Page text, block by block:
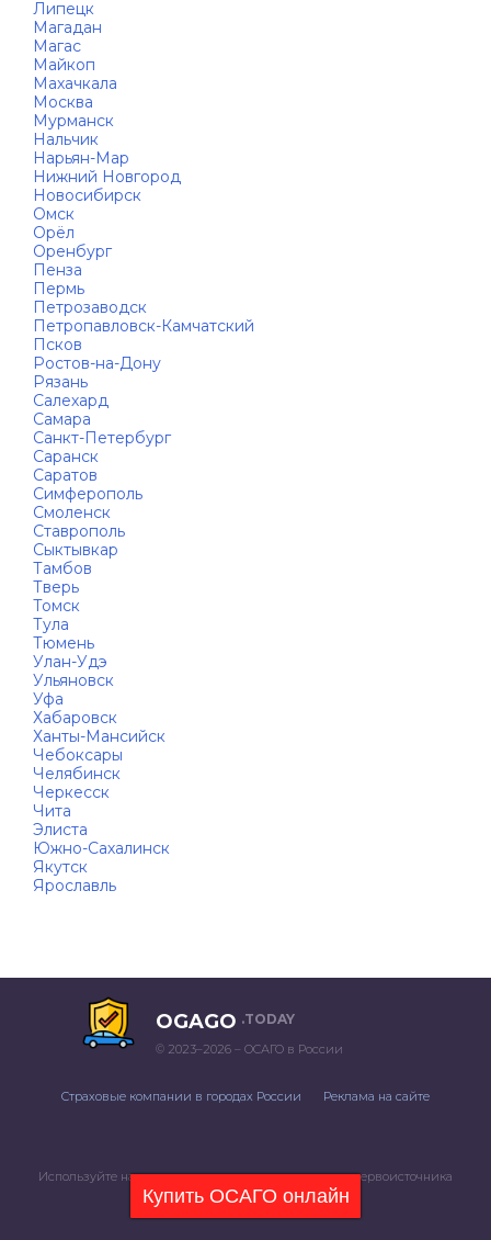
Липецк
Магадан
Магас
Майкоп
Махачкала
Москва
Мурманск
Нальчик
Нарьян-Мар
Нижний Новгород
Новосибирск
Омск
Орёл
Оренбург
Пенза
Пермь
Петрозаводск
Петропавловск-Камчатский
Псков
Ростов-на-Дону
Рязань
Салехард
Самара
Санкт-Петербург
Саранск
Саратов
Симферополь
Смоленск
Ставрополь
Сыктывкар
Тамбов
Тверь
Томск
Тула
Тюмень
Улан-Удэ
Ульяновск
Уфа
Хабаровск
Ханты-Мансийск
Чебоксары
Челябинск
Черкесск
Чита
Элиста
Южно-Сахалинск
Якутск
Ярославль
OGAGO .TODAY
© 2023–2026 – ОСАГО в России
Страховые компании в городах России Реклама на сайте
Используйте наши материалы только с указанием первоисточника
Политика конфиденциальности
Купить ОСАГО онлайн